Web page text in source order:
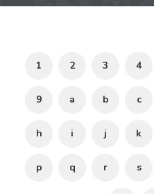
1 2 3 4
9 a b c
h i j k
p q r s